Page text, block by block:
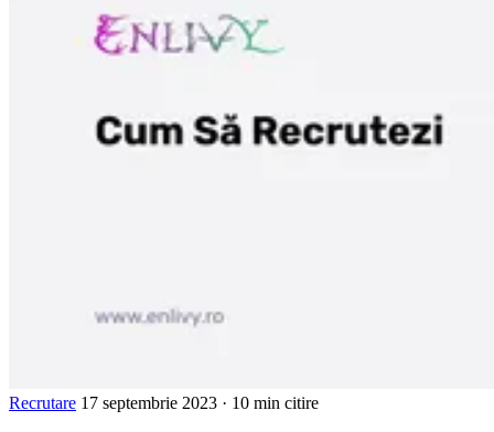
Recrutare 17 septembrie 2023 · 10 min citire